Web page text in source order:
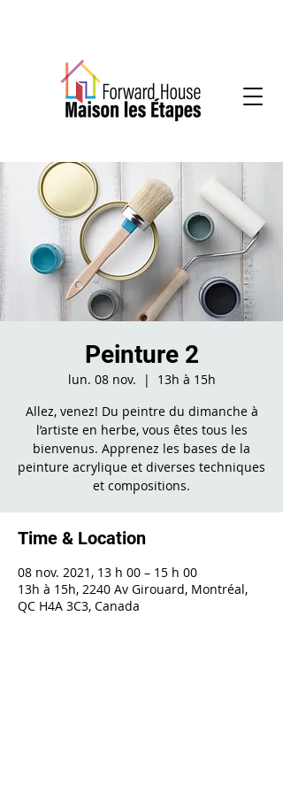
Peinture 2
lun. 08 nov.
  |
13h à 15h
Allez, venez! Du peintre du dimanche à
l’artiste en herbe, vous êtes tous les
bienvenus. Apprenez les bases de la
peinture acrylique et diverses techniques
et compositions.
Time & Location
08 nov. 2021, 13 h 00 – 15 h 00
13h à 15h, 2240 Av Girouard, Montréal,
QC H4A 3C3, Canada